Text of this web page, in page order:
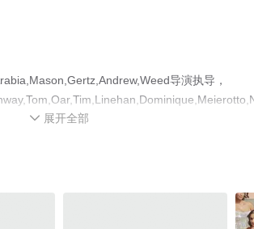
导演执导，
全集），手机免费观看高清未删减完整版综艺节
 展开全部